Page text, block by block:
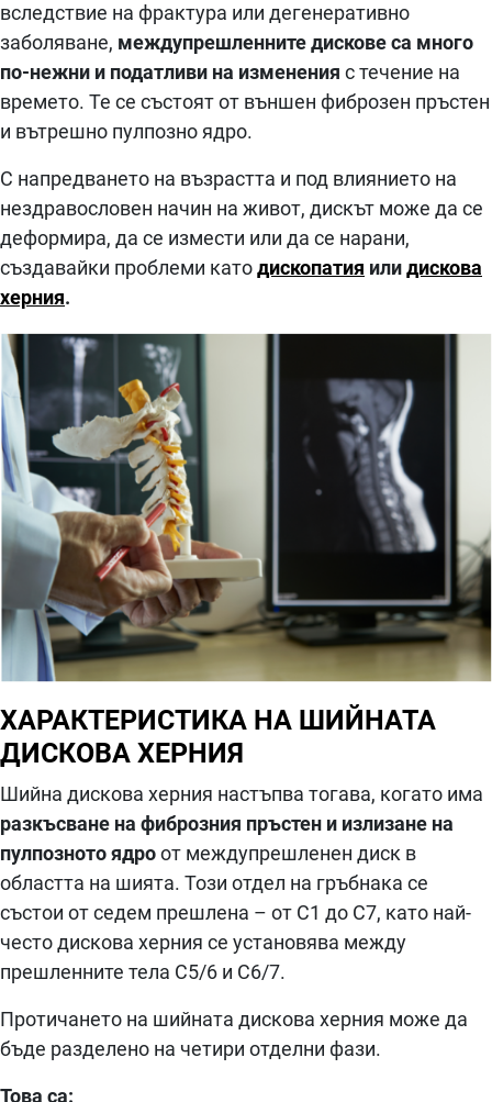
вследствие на фрактура или дегенеративно
заболяване, междупрешленните дискове са много
по-нежни и податливи на изменения с течение на
времето. Те се състоят от външен фиброзен пръстен
и вътрешно пулпозно ядро.
С напредването на възрастта и под влиянието на
нездравословен начин на живот, дискът може да се
деформира, да се измести или да се нарани,
създавайки проблеми катодископатия илидискова
херния.
ХАРАКТЕРИСТИКА НА ШИЙНАТА
ДИСКОВА ХЕРНИЯ
Шийна дискова херния настъпва тогава, когато има
разкъсване на фиброзния пръстен и излизане на
пулпозното ядроот междупрешленен диск в
областта на шията. Този отдел на гръбнака се
състои от седем прешлена – от C1 до C7, като най-
често дискова херния се установява между
прешленните тела С5/6 и С6/7.
Протичането на шийната дискова херния може да
бъде разделено на четири отделни фази.
Това са: